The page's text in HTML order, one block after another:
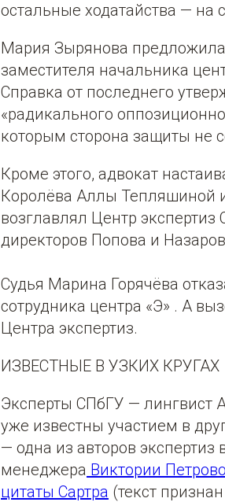
остальные ходатайства — на
Мария Зырянова предложила
заместителя начальника
Справка от последнего
«радикального
которым сторона защиты не
Кроме этого, адвокат
Королёва Аллы Тепляшиной
возглавлял Центр
директоров Попова и
Судья Марина Горячёва
сотрудника центра «Э» . А
Центра экспертиз.
ИЗВЕСТНЫЕ В УЗКИХ КРУГАХ
Эксперты СПбГУ — лингвист
уже известны участием в
— одна из авторов экспертиз
менеджера Виктории
цитаты Сартра (текст